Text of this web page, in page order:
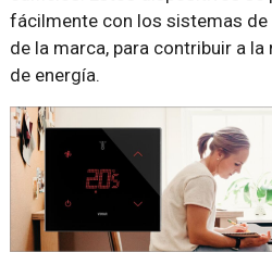
fácilmente con los sistemas
de la marca, para contribuir a
de energía.